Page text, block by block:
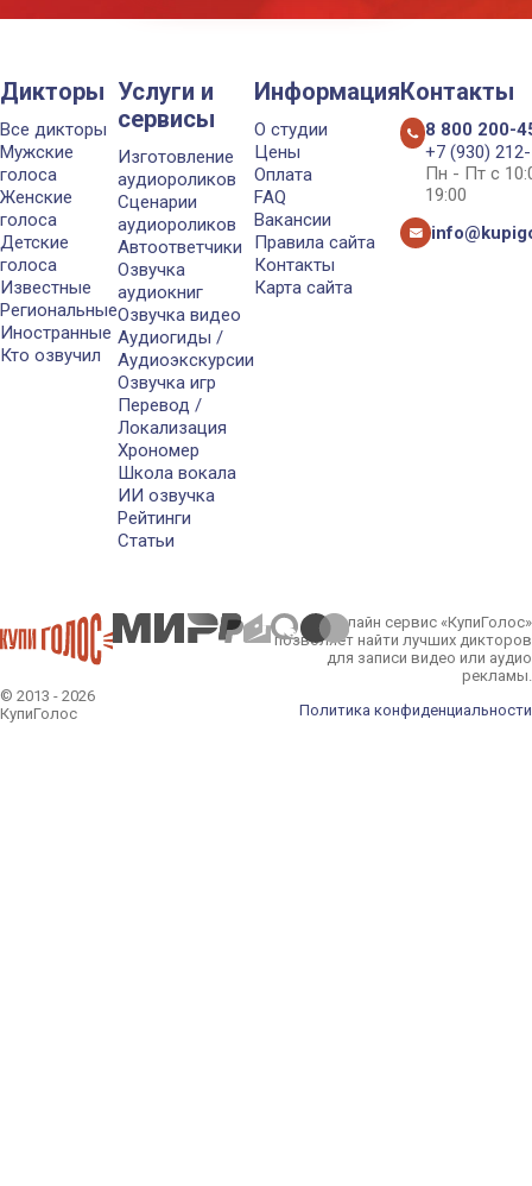
Дикторы
Все дикторы
Мужские
голоса
Женские
голоса
Детские
голоса
Известные
Региональные
Иностранные
Кто озвучил
Услуги и
сервисы
Изготовление
аудиороликов
Сценарии
аудиороликов
Автоответчики
Озвучка
аудиокниг
Озвучка видео
Аудиогиды /
Аудиоэкскурсии
Озвучка игр
Перевод /
Локализация
Хрономер
Школа вокала
ИИ озвучка
Рейтинги
Статьи
Информация
О студии
Цены
Оплата
FAQ
Вакансии
Правила сайта
Контакты
Карта сайта
Контакты
8 800 200-
+7 (930)
Пн - Пт с
19:00
© 2013 - 2026
КупиГолос
Онлайн сервис «КупиГолос»
позволяет найти лучших дикторов
для записи видео или аудио
рекламы.
Политика конфиденциальности